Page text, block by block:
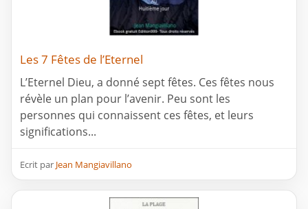
Les 7 Fêtes de l’Eternel
L’Eternel Dieu, a donné sept fêtes. Ces fêtes nous
révèle un plan pour l’avenir. Peu sont les
personnes qui connaissent ces fêtes, et leurs
significations...
Ecrit par Jean Mangiavillano